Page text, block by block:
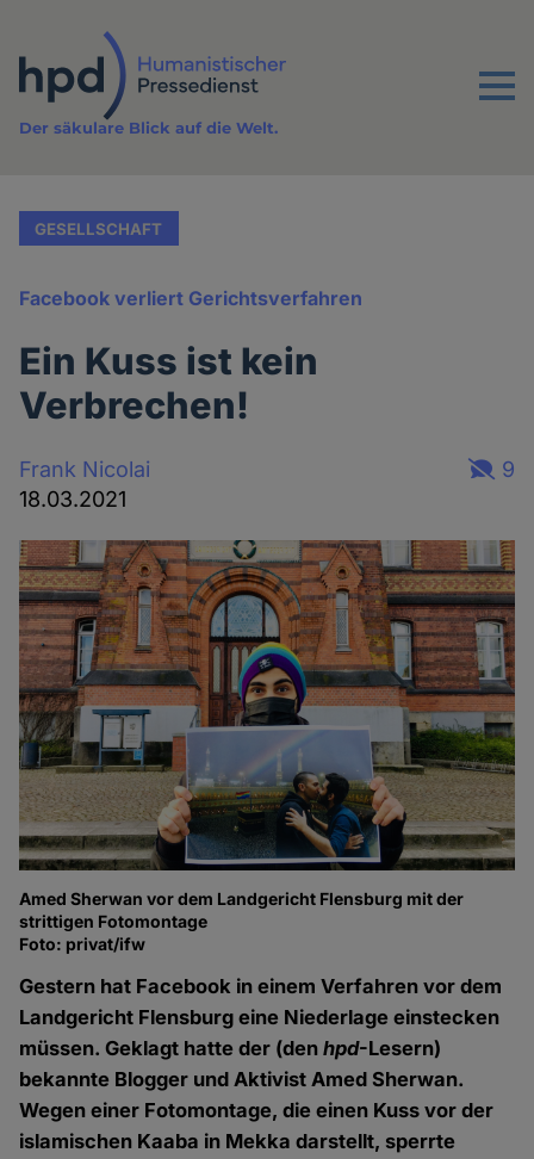
Inhalt
Menu
Der säkulare Blick auf die Welt.
GESELLSCHAFT
Facebook verliert Gerichtsverfahren
Ein Kuss ist kein
Verbrechen!
Frank Nicolai
18.03.2021
9
Amed Sherwan vor dem Landgericht Flensburg mit der
strittigen Fotomontage
Foto: privat/ifw
Gestern hat Facebook in einem Verfahren vor dem
Landgericht Flensburg eine Niederlage einstecken
müssen. Geklagt hatte der (denhpd-Lesern)
bekannte Blogger und Aktivist Amed Sherwan.
Wegen einer Fotomontage, die einen Kuss vor der
islamischen Kaaba in Mekka darstellt, sperrte